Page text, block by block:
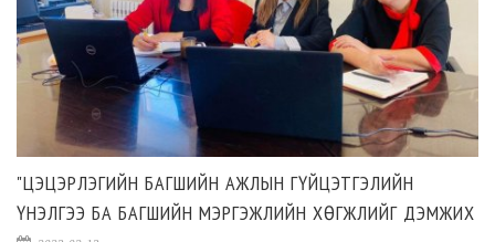
"ЦЭЦЭРЛЭГИЙН БАГШИЙН АЖЛЫН ГҮЙЦЭТГЭЛИЙН
ҮНЭЛГЭЭ БА БАГШИЙН МЭРГЭЖЛИЙН ХӨГЖЛИЙГ ДЭМЖИХ